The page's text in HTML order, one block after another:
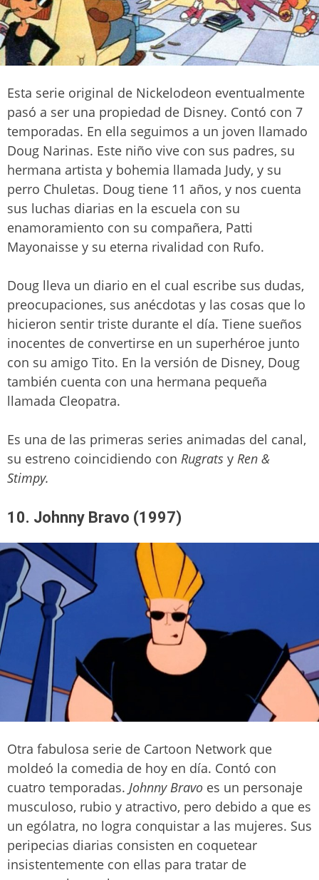
Esta serie original de Nickelodeon eventualmente
pasó a ser una propiedad de Disney. Contó con 7
temporadas. En ella seguimos a un joven llamado
Doug Narinas. Este niño vive con sus padres, su
hermana artista y bohemia llamada Judy, y su
perro Chuletas. Doug tiene 11 años, y nos cuenta
sus luchas diarias en la escuela con su
enamoramiento con su compañera, Patti
Mayonaisse y su eterna rivalidad con Rufo.
Doug lleva un diario en el cual escribe sus dudas,
preocupaciones, sus anécdotas y las cosas que lo
hicieron sentir triste durante el día. Tiene sueños
inocentes de convertirse en un superhéroe junto
con su amigo Tito. En la versión de Disney, Doug
también cuenta con una hermana pequeña
llamada Cleopatra.
Es una de las primeras series animadas del canal,
su estreno coincidiendo con Rugrats y Ren &
Stimpy.
10. Johnny Bravo (1997)
Otra fabulosa serie de Cartoon Network que
moldeó la comedia de hoy en día. Contó con
cuatro temporadas. Johnny Bravo es un personaje
musculoso, rubio y atractivo, pero debido a que es
un ególatra, no logra conquistar a las mujeres. Sus
peripecias diarias consisten en coquetear
insistentemente con ellas para tratar de